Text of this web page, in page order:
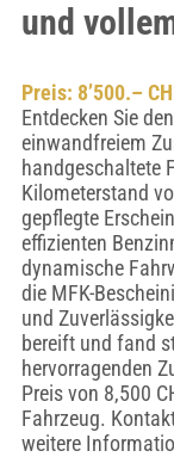
und
Preis: 8’500.–
Entdecken Sie
einwandfreiem
handgeschaltete
Kilometerstand
gepflegte
effizienten
dynamische
die MFK-
und
bereift und fand
hervorragenden
Preis von 8,500
Fahrzeug.
weitere